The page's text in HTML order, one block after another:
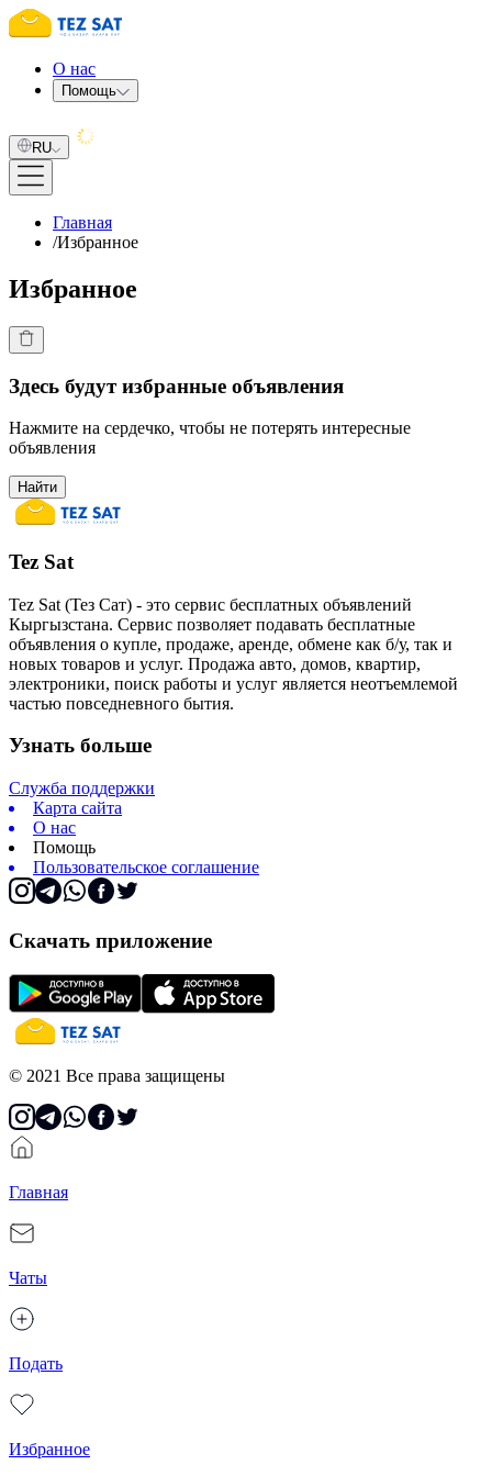
О нас
Помощь
RU
Главная
/Избранное
Избранное
Здесь будут избранные объявления
Нажмите на сердечко, чтобы не потерять интересные
объявления
Найти
Tez Sat
Tez Sat (Тез Сат) - это сервис бесплатных объявлений
Кыргызстана. Сервис позволяет подавать бесплатные
объявления о купле, продаже, аренде, обмене как б/у, так и
новых товаров и услуг. Продажа авто, домов, квартир,
электроники, поиск работы и услуг является неотъемлемой
частью повседневного бытия.
Узнать больше
Служба поддержки
Карта сайта
О нас
Помощь
Пользовательское соглашение
Скачать приложение
© 2021 Все права защищены
Главная
Чаты
Подать
Избранное